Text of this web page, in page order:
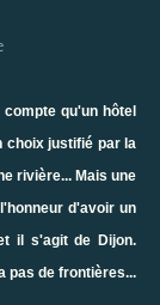
qu'un hôtel
choix justifié par la
rivière... Mais une
d'avoir un
il s'agit de Dijon.
pas de frontières...